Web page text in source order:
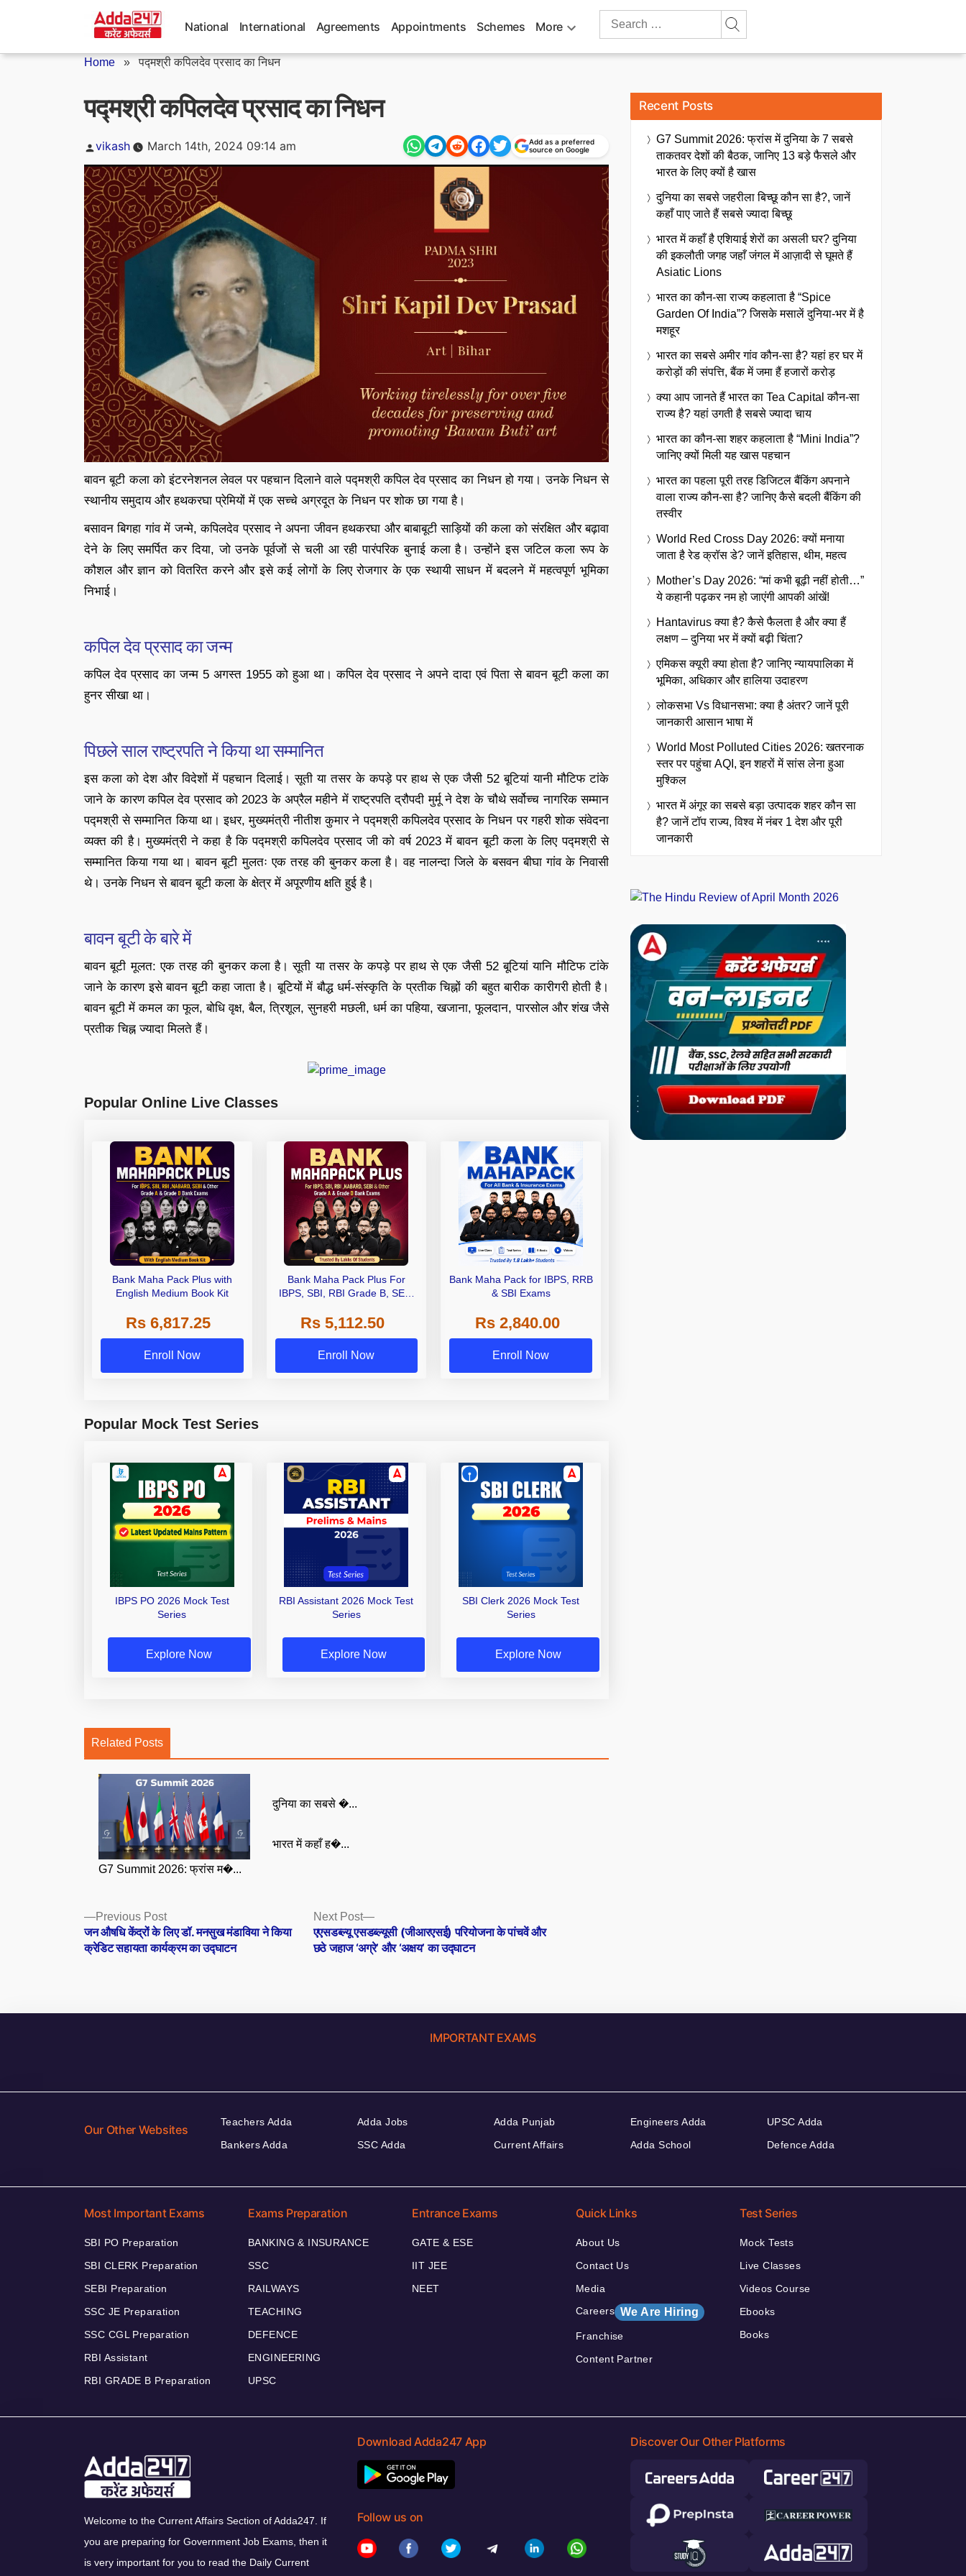
National International Agreements Appointments Schemes More
Search
Home »पद्मश्री कपिलदेव प्रसाद का निधन
पद्मश्री कपिलदेव प्रसाद का निधन
Posted
vikash March 14th, 2024 09:14 am
Add as a preferred
source on Google
बावन बूटी कला को इंटरनेशनल लेवल पर पहचान दिलाने वाले पद्मश्री कपिल देव प्रसाद का निधन हो गया। उनके निधन से
स्थानीय समुदाय और हथकरघा प्रेमियों में एक सच्चे अग्रदूत के निधन पर शोक छा गया है।
बसावन बिगहा गांव में जन्मे, कपिलदेव प्रसाद ने अपना जीवन हथकरघा और बाबाबूटी साड़ियों की कला को संरक्षित और बढ़ावा
देने के लिए समर्पित कर दिया, जो उनके पूर्वजों से चली आ रही पारंपरिक बुनाई कला है। उन्होंने इस जटिल कला रूप के
कौशल और ज्ञान को वितरित करने और इसे कई लोगों के लिए रोजगार के एक स्थायी साधन में बदलने में महत्वपूर्ण भूमिका
निभाई।
कपिल देव प्रसाद का जन्म
कपिल देव प्रसाद का जन्म 5 अगस्त 1955 को हुआ था। कपिल देव प्रसाद ने अपने दादा एवं पिता से बावन बूटी कला का
हुनर सीखा था।
पिछले साल राष्ट्रपति ने किया था सम्मानित
इस कला को देश और विदेशों में पहचान दिलाई। सूती या तसर के कपड़े पर हाथ से एक जैसी 52 बूटियां यानी मौटिफ टांके
जाने के कारण कपिल देव प्रसाद को 2023 के अप्रैल महीने में राष्ट्रपति द्रौपदी मुर्मू ने देश के चौथे सर्वोच्च नागरिक सम्मान
पद्मश्री से सम्मानित किया था। इधर, मुख्यमंत्री नीतीश कुमार ने पद्मश्री कपिलदेव प्रसाद के निधन पर गहरी शोक संवेदना
व्यक्त की है। मुख्यमंत्री ने कहा है कि पद्मश्री कपिलदेव प्रसाद जी को वर्ष 2023 में बावन बूटी कला के लिए पद्मश्री से
सम्मानित किया गया था। बावन बूटी मुलतः एक तरह की बुनकर कला है। वह नालन्दा जिले के बसवन बीघा गांव के निवासी
थे। उनके निधन से बावन बूटी कला के क्षेत्र में अपूरणीय क्षति हुई है।
बावन बूटी के बारे में
बावन बूटी मूलत: एक तरह की बुनकर कला है। सूती या तसर के कपड़े पर हाथ से एक जैसी 52 बूटियां यानि मौटिफ टांके
जाने के कारण इसे बावन बूटी कहा जाता है। बूटियों में बौद्ध धर्म-संस्कृति के प्रतीक चिह्नों की बहुत बारीक कारीगरी होती है।
बावन बूटी में कमल का फूल, बोधि वृक्ष, बैल, त्रिशूल, सुनहरी मछली, धर्म का पहिया, खजाना, फूलदान, पारसोल और शंख जैसे
प्रतीक चिह्न ज्यादा मिलते हैं।
Popular Online Live Classes
Bank Maha Pack Plus with
English Medium Book Kit
Rs 6,817.25
Enroll Now
Bank Maha Pack Plus For
IBPS, SBI, RBI Grade B, SEBI
Other Grade A & Grade B Bank
Exams
Rs 5,112.50
Enroll Now
Bank Maha Pack for IBPS, RRB
& SBI Exams
Rs 2,840.00
Enroll Now
Popular Mock Test Series
IBPS PO 2026 Mock Test
Series
Explore Now
RBI Assistant 2026 Mock Test
Series
Explore Now
SBI Clerk 2026 Mock Test
Series
Explore Now
Related Posts
G7 Summit 2026: फ्रांस म�...
दुनिया का सबसे �...
भारत में कहाँ ह�...
Posts
navigation
Previous PostPrevious
post:
जन औषधि केंद्रों के लिए डॉ. मनसुख मंडाविया ने किया
क्रेडिट सहायता कार्यक्रम का उद्घाटन
Next Post
Next
post:
एएसडब्ल्यू एसडब्ल्यूसी (जीआरएसई) परियोजना के पांचवें और
छठे जहाज ‘अग्रे’ और ‘अक्षय’ का उद्घाटन
Recent Posts
G7 Summit 2026: फ्रांस में दुनिया के 7 सबसे
ताकतवर देशों की बैठक, जानिए 13 बड़े फैसले और
भारत के लिए क्यों है खास
दुनिया का सबसे जहरीला बिच्छू कौन सा है?, जानें
कहाँ पाए जाते हैं सबसे ज्यादा बिच्छू
भारत में कहाँ है एशियाई शेरों का असली घर? दुनिया
की इकलौती जगह जहाँ जंगल में आज़ादी से घूमते हैं
Asiatic Lions
भारत का कौन-सा राज्य कहलाता है “Spice
Garden Of India”? जिसके मसालें दुनिया-भर में है
मशहूर
भारत का सबसे अमीर गांव कौन-सा है? यहां हर घर में
करोड़ों की संपत्ति, बैंक में जमा हैं हजारों करोड़
क्या आप जानते हैं भारत का Tea Capital कौन-सा
राज्य है? यहां उगती है सबसे ज्यादा चाय
भारत का कौन-सा शहर कहलाता है “Mini India”?
जानिए क्यों मिली यह खास पहचान
भारत का पहला पूरी तरह डिजिटल बैंकिंग अपनाने
वाला राज्य कौन-सा है? जानिए कैसे बदली बैंकिंग की
तस्वीर
World Red Cross Day 2026: क्यों मनाया
जाता है रेड क्रॉस डे? जानें इतिहास, थीम, महत्व
Mother’s Day 2026: “मां कभी बूढ़ी नहीं होती…”
ये कहानी पढ़कर नम हो जाएंगी आपकी आंखें!
Hantavirus क्या है? कैसे फैलता है और क्या हैं
लक्षण – दुनिया भर में क्यों बढ़ी चिंता?
एमिकस क्यूरी क्या होता है? जानिए न्यायपालिका में
भूमिका, अधिकार और हालिया उदाहरण
लोकसभा Vs विधानसभा: क्या है अंतर? जानें पूरी
जानकारी आसान भाषा में
World Most Polluted Cities 2026: खतरनाक
स्तर पर पहुंचा AQI, इन शहरों में सांस लेना हुआ
मुश्किल
भारत में अंगूर का सबसे बड़ा उत्पादक शहर कौन सा
है? जानें टॉप राज्य, विश्व में नंबर 1 देश और पूरी
जानकारी
IMPORTANT EXAMS
Our Other Websites
Teachers Adda
Bankers Adda
Adda Jobs
SSC Adda
Adda Punjab
Current Affairs
Engineers Adda
Adda School
UPSC Adda
Defence Adda
Most Important Exams
SBI PO Preparation
SBI CLERK Preparation
SEBI Preparation
SSC JE Preparation
SSC CGL Preparation
RBI Assistant
RBI GRADE B Preparation
Exams Preparation
BANKING & INSURANCE
SSC
RAILWAYS
TEACHING
DEFENCE
ENGINEERING
UPSC
Entrance Exams
GATE & ESE
IIT JEE
NEET
Quick Links
About Us
Contact Us
Media
Careers We Are Hiring
Franchise
Content Partner
Test Series
Mock Tests
Live Classes
Videos Course
Ebooks
Books
Welcome to the Current Affairs Section of Adda247. If
you are preparing for Government Job Exams, then it
is very important for you to read the Daily Current
Download Adda247 App
Follow us on
Discover Our Other Platforms